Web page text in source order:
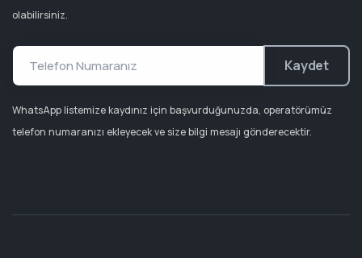
olabilirsiniz.
Kaydet
WhatsApp listemize kaydınız için başvurduğunuzda, operatörümüz
telefon numaranızı ekleyecek ve size bilgi mesajı gönderecektir.